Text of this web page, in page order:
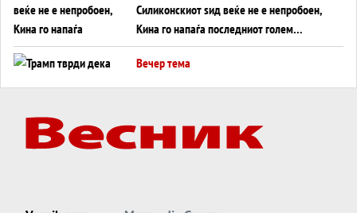
Силиконскиот ѕид веќе не е непробоен,
Кина го напаѓа последниот голем
монопол на Западот?
Вечер тема
Вечер тема
ДЛАБОКО УДОЛУ: Сметководствените
Вечер тема